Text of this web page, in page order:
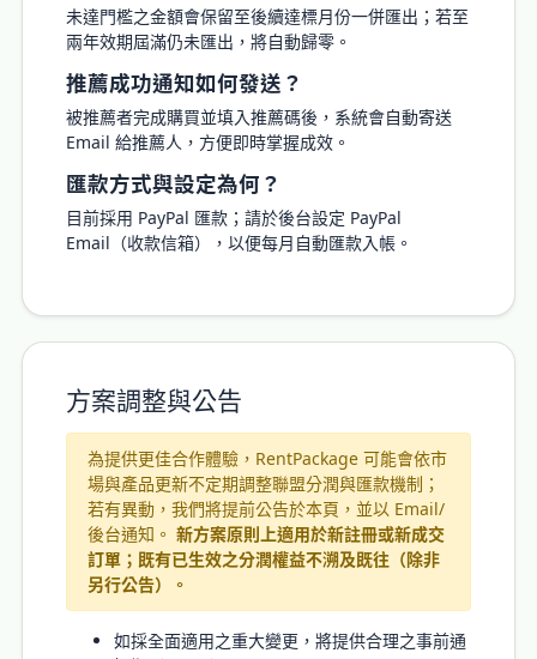
未達門檻之金額會保留至後續達標月份一併匯出；若至
兩年效期屆滿仍未匯出，將自動歸零。
推薦成功通知如何發送？
被推薦者完成購買並填入推薦碼後，系統會自動寄送
Email 給推薦人，方便即時掌握成效。
匯款方式與設定為何？
目前採用 PayPal 匯款；請於後台設定 PayPal
Email（收款信箱），以便每月自動匯款入帳。
方案調整與公告
為提供更佳合作體驗，RentPackage 可能會依市
場與產品更新不定期調整聯盟分潤與匯款機制；
若有異動，我們將提前公告於本頁，並以 Email/
後台通知。新方案原則上適用於新註冊或新成交
訂單；既有已生效之分潤權益不溯及既往（除非
另行公告）。
如採全面適用之重大變更，將提供合理之事前通